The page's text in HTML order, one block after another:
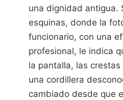
una dignidad antigua.
esquinas, donde la
funcionario, con una
profesional, le indica
la pantalla, las
una cordillera
cambiado desde que